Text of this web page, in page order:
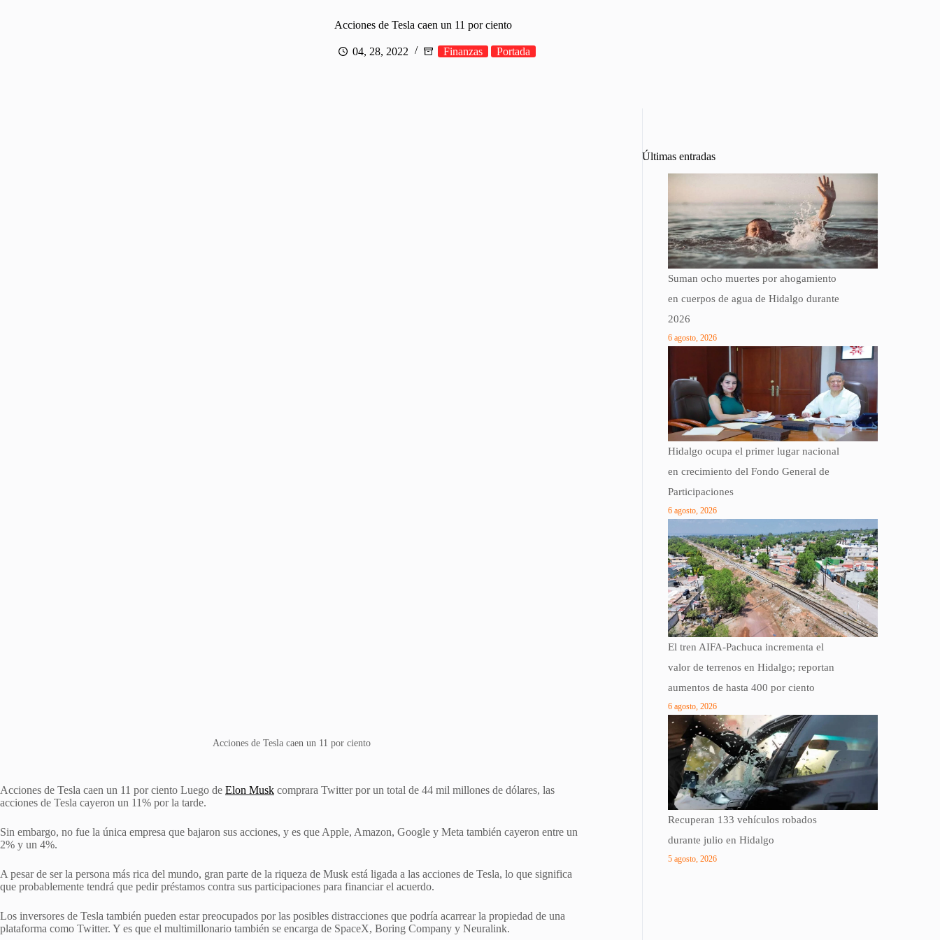
Acciones de Tesla caen un 11 por ciento
04, 28, 2022 Finanzas Portada
Acciones de Tesla caen un 11 por ciento
Acciones de Tesla caen un 11 por ciento Luego de Elon Musk comprara Twitter por un total de 44 mil millones de dólares, las
acciones de Tesla cayeron un 11% por la tarde.
Sin embargo, no fue la única empresa que bajaron sus acciones, y es que Apple, Amazon, Google y Meta también cayeron entre un
2% y un 4%.
A pesar de ser la persona más rica del mundo, gran parte de la riqueza de Musk está ligada a las acciones de Tesla, lo que significa
que probablemente tendrá que pedir préstamos contra sus participaciones para financiar el acuerdo.
Los inversores de Tesla también pueden estar preocupados por las posibles distracciones que podría acarrear la propiedad de una
plataforma como Twitter. Y es que el multimillonario también se encarga de SpaceX, Boring Company y Neuralink.
Últimas entradas
Suman ocho muertes por ahogamiento
en cuerpos de agua de Hidalgo durante
2026
6 agosto, 2026
Hidalgo ocupa el primer lugar nacional
en crecimiento del Fondo General de
Participaciones
6 agosto, 2026
El tren AIFA-Pachuca incrementa el
valor de terrenos en Hidalgo; reportan
aumentos de hasta 400 por ciento
6 agosto, 2026
Recuperan 133 vehículos robados
durante julio en Hidalgo
5 agosto, 2026